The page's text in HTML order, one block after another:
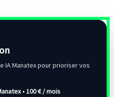
IA Manatex pour prioriser vos
•100 € / mois